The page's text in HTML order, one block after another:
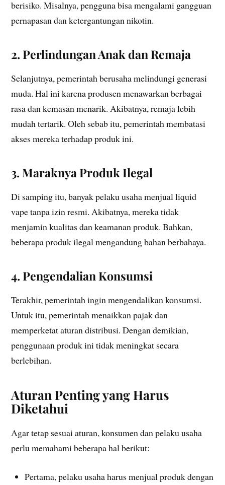
berisiko. Misalnya, pengguna bisa mengalami gangguan
pernapasan dan ketergantungan nikotin.
2. Perlindungan Anak dan Remaja
Selanjutnya, pemerintah berusaha melindungi generasi
muda. Hal ini karena produsen menawarkan berbagai
rasa dan kemasan menarik. Akibatnya, remaja lebih
mudah tertarik. Oleh sebab itu, pemerintah membatasi
akses mereka terhadap produk ini.
3. Maraknya Produk Ilegal
Di samping itu, banyak pelaku usaha menjual liquid
vape tanpa izin resmi. Akibatnya, mereka tidak
menjamin kualitas dan keamanan produk. Bahkan,
beberapa produk ilegal mengandung bahan berbahaya.
4. Pengendalian Konsumsi
Terakhir, pemerintah ingin mengendalikan konsumsi.
Untuk itu, pemerintah menaikkan pajak dan
memperketat aturan distribusi. Dengan demikian,
penggunaan produk ini tidak meningkat secara
berlebihan.
Aturan Penting yang Harus
Diketahui
Agar tetap sesuai aturan, konsumen dan pelaku usaha
perlu memahami beberapa hal berikut:
Pertama, pelaku usaha harus menjual produk dengan